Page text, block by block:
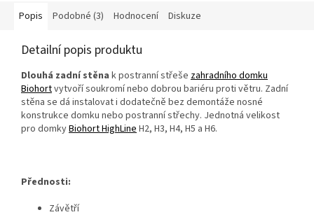
Popis Podobné (3) Hodnocení Diskuze
Detailní popis produktu
Dlouhá zadní stěna k postranní střeše zahradního domku
Biohortvytvoří soukromí nebo dobrou bariéru proti větru. Zadní
stěna se dá instalovat i dodatečně bez demontáže nosné
konstrukce domku nebo postranní střechy. Jednotná velikost
pro domkyBiohort HighLine H2, H3, H4, H5 a H6.
Přednosti:
Závětří